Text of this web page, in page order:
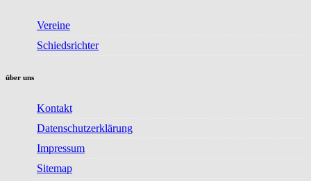
Vereine
Schiedsrichter
über uns
Kontakt
Datenschutzerklärung
Impressum
Sitemap